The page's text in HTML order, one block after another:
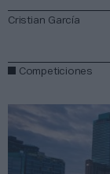
Cristian García
Competiciones